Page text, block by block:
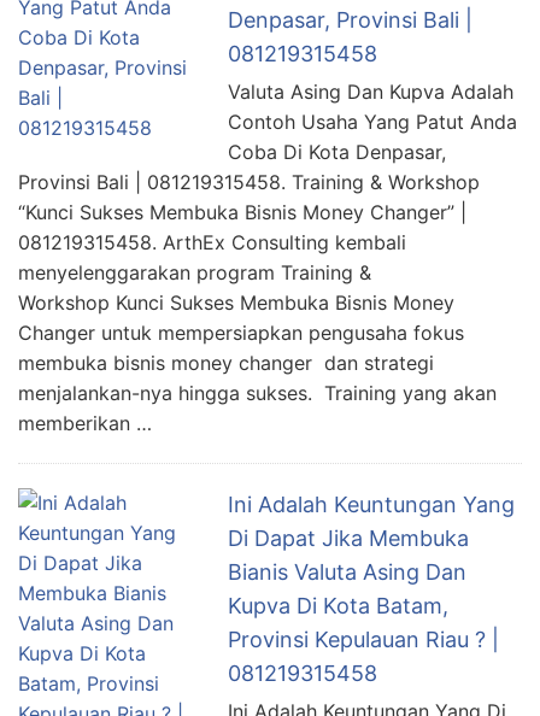
Denpasar, Provinsi Bali |
081219315458
Valuta Asing Dan Kupva Adalah
Contoh Usaha Yang Patut Anda
Coba Di Kota Denpasar,
Provinsi Bali | 081219315458. Training & Workshop
“Kunci Sukses Membuka Bisnis Money Changer” |
081219315458. ArthEx Consulting kembali
menyelenggarakan program Training &
Workshop Kunci Sukses Membuka Bisnis Money
Changer untuk mempersiapkan pengusaha fokus
membuka bisnis money changer dan strategi
menjalankan-nya hingga sukses. Training yang akan
memberikan …
Ini Adalah Keuntungan Yang
Di Dapat Jika Membuka
Bianis Valuta Asing Dan
Kupva Di Kota Batam,
Provinsi Kepulauan Riau ? |
081219315458
Ini Adalah Keuntungan Yang Di